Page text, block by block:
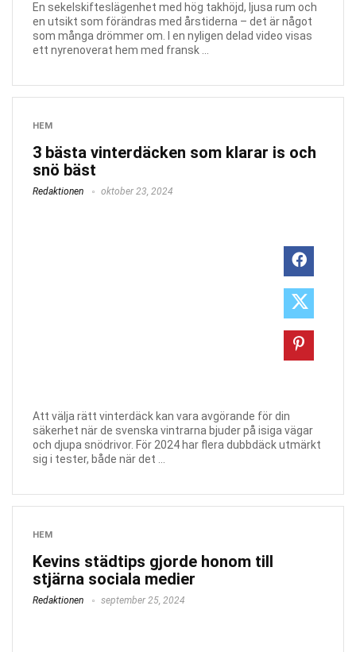
En sekelskifteslägenhet med hög takhöjd, ljusa rum och
en utsikt som förändras med årstiderna – det är något
som många drömmer om. I en nyligen delad video visas
ett nyrenoverat hem med fransk ...
HEM
3 bästa vinterdäcken som klarar is och
snö bäst
Redaktionen oktober 23, 2024
Att välja rätt vinterdäck kan vara avgörande för din
säkerhet när de svenska vintrarna bjuder på isiga vägar
och djupa snödrivor. För 2024 har flera dubbdäck utmärkt
sig i tester, både när det ...
HEM
Kevins städtips gjorde honom till
stjärna sociala medier
Redaktionen september 25, 2024